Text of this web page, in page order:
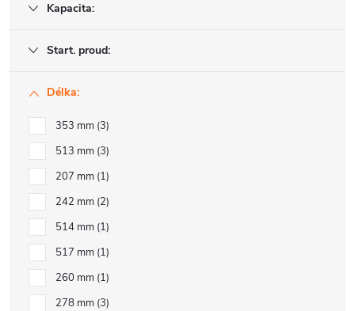
Kapacita:
Start. proud:
Délka:
353 mm 3
513 mm 3
207 mm 1
242 mm 2
514 mm 1
517 mm 1
260 mm 1
278 mm 3